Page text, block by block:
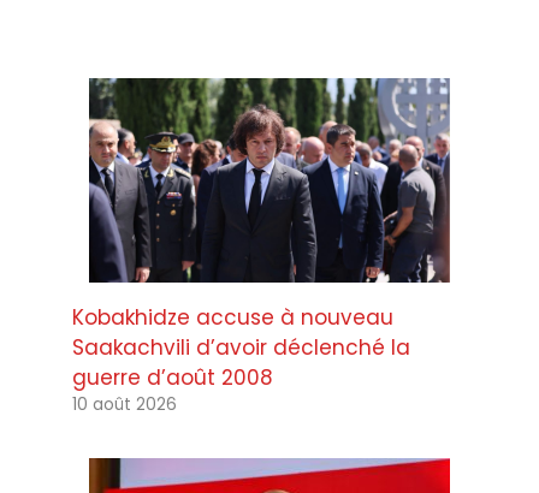
Kobakhidze accuse à nouveau
Saakachvili d’avoir déclenché la
guerre d’août 2008
10 août 2026